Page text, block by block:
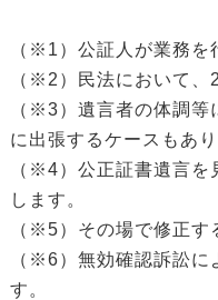
（※1）公証人が業務を
（※2）民法において、
（※3）遺言者の体調等
に出張するケースもあり
（※4）公正証書遺言を
します。
（※5）その場で修正す
（※6）無効確認訴訟に
す。